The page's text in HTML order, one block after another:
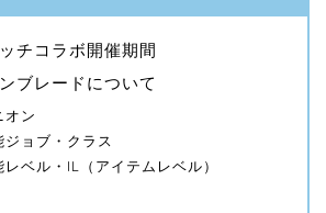
チコラボ開催期間
ブレードについて
オン
ジョブ・クラス
ベル・IL（アイテムレベル）